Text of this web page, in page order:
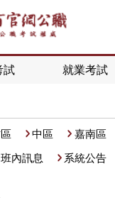
試 就業考試
中區 嘉南區
班內訊息
系統公告